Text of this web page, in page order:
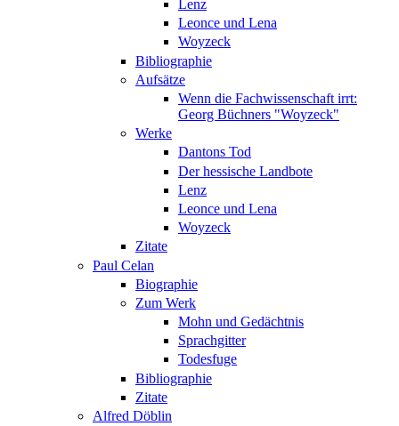
Lenz
Leonce und Lena
Woyzeck
Bibliographie
Aufsätze
Wenn die Fachwissenschaft irrt:
Georg Büchners "Woyzeck"
Werke
Dantons Tod
Der hessische Landbote
Lenz
Leonce und Lena
Woyzeck
Zitate
Paul Celan
Biographie
Zum Werk
Mohn und Gedächtnis
Sprachgitter
Todesfuge
Bibliographie
Zitate
Alfred Döblin